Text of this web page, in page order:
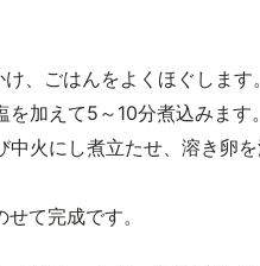
、ごはんをよくほぐします。
加えて5～10分煮込みます。
火にし煮立たせ、溶き卵
て完成です。